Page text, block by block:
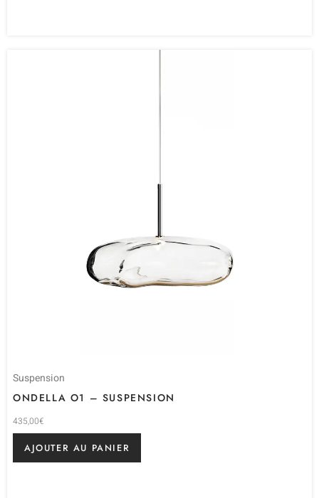
Suspension
ONDELLA O1 – SUSPENSION
435,00€
AJOUTER AU PANIER